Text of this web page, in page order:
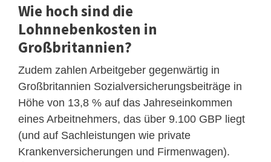
Wie hoch sind die
Lohnnebenkosten in
Großbritannien?
Zudem zahlen Arbeitgeber gegenwärtig in
Großbritannien Sozialversicherungsbeiträge in
Höhe von 13,8 % auf das Jahreseinkommen
eines Arbeitnehmers, das über 9.100 GBP liegt
(und auf Sachleistungen wie private
Krankenversicherungen und Firmenwagen).